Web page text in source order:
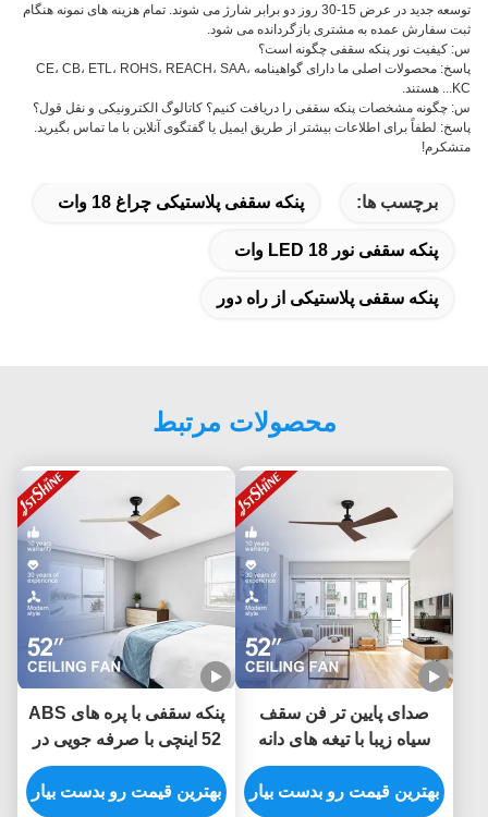
توسعه جدید در عرض 15-30 روز دو برابر شارژ می شوند. تمام هزینه های نمونه هنگام
ثبت سفارش عمده به مشتری بازگردانده می شود.
س: کیفیت نور پنکه سقفی چگونه است؟
پاسخ: محصولات اصلی ما دارای گواهینامه CE، CB، ETL، ROHS، REACH، SAA،
KC... هستند.
س: چگونه مشخصات پنکه سقفی را دریافت کنیم؟ کاتالوگ الکترونیکی و نقل قول؟
پاسخ: لطفاً برای اطلاعات بیشتر از طریق ایمیل یا گفتگوی آنلاین با ما تماس بگیرید.
متشکرم!
برچسب ها: پنکه سقفی پلاستیکی چراغ 18 وات
پنکه سقفی نور LED 18 وات
پنکه سقفی پلاستیکی از راه دور
محصولات مرتبط
صدای پایین تر فن سقف
سیاه زیبا با تیغه های دانه
چوب تاریک و نوع سوئیچ
کنترل از راه دور
بهترین قیمت رو بدست بیار
پنکه سقفی با پره های ABS
52 اینچی با صرفه جویی در
مصرف انرژی، کنترل
هوشمند از طریق اپلیکیشن و
بهترین قیمت رو بدست بیار